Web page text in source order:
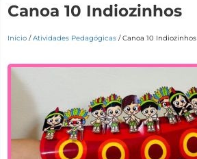
Canoa 10 Indiozinhos
Início /Atividades Pedagógicas / Canoa 10 Indiozinhos